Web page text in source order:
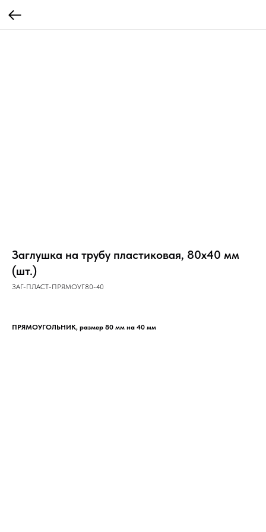
Заглушка на трубу пластиковая, 80х40 мм
(шт.)
ЗАГ-ПЛАСТ-ПРЯМОУГ80-40
ПРЯМОУГОЛЬНИК, размер 80 мм на 40 мм